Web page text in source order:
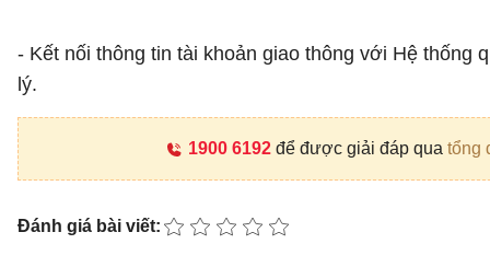
- Kết nối thông tin tài khoản giao thông với Hệ
lý.
1900 6192để được giải đáp qua tổng
Đánh giá bài viết: